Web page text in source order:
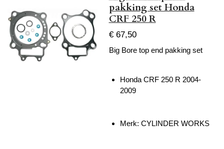
pakking set Honda
CRF 250 R
€ 67,50
Big Bore top end pakking set
Honda CRF 250 R 2004-
2009
Merk: CYLINDER WORKS